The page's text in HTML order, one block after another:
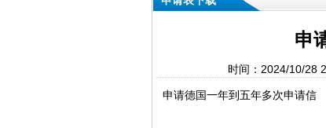
申
时间：2024/10/28
申请德国一年到五年多次申请信